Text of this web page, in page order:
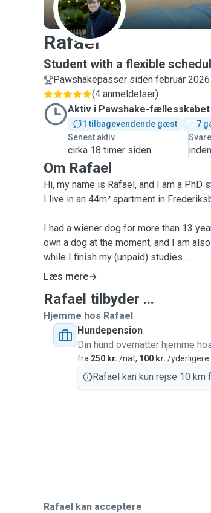
R
Rafael
Student with a flexible
Pawshakepasser siden februar 2026
(4 anmeldelser)
Aktiv i Pawshake-fællesskabet
1 tilbagevendende gæst
7
Senest aktiv
cirka 18 timer siden
Om Rafael
Hi, my name is Rafael, and I am a PhD
I live in an 44m² apartment in
I had a wiener dog for more than 13
own a dog at the moment, and I am
while I finish my (unpaid) studies.
I look forward developing a good
I understand that dogs can be
My partner also has a lot of
I have a very flexible schedule, as I am
We can agree on an amount of time I
at least short walks, and one long walk
Læs mere
Rafael tilbyder ...
Hjemme hos Rafael
Hundepension
Din hund overnatter hjemme
fra 250 kr. /nat, 100 kr. /
Rafael kan kun rejse 10 km
Rafael kan acceptere